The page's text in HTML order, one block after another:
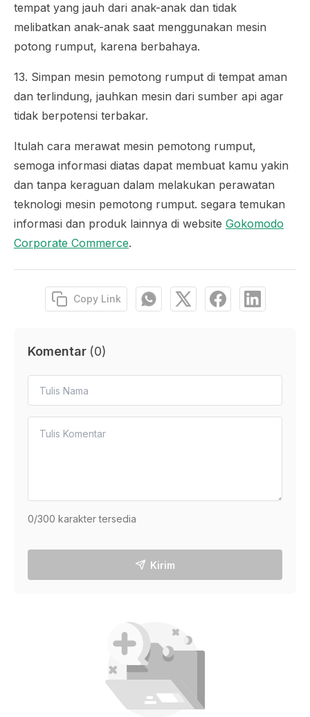
tempat yang jauh dari anak-anak dan tidak
melibatkan anak-anak saat menggunakan mesin
potong rumput, karena berbahaya.
13. Simpan mesin pemotong rumput di tempat aman
dan terlindung, jauhkan mesin dari sumber api agar
tidak berpotensi terbakar.
Itulah cara merawat mesin pemotong rumput,
semoga informasi diatas dapat membuat kamu yakin
dan tanpa keraguan dalam melakukan perawatan
teknologi mesin pemotong rumput. segara temukan
informasi dan produk lainnya di website Gokomodo
Corporate Commerce.
Copy Link
Komentar (0)
0/300 karakter tersedia
Kirim